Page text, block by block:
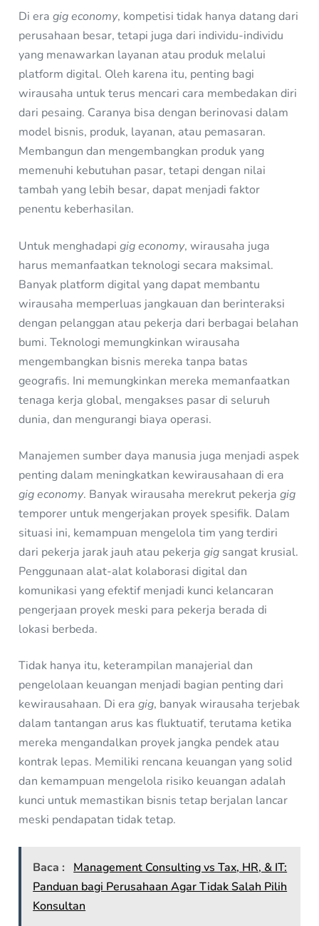
Di eragig economy, kompetisi tidak hanya datang dari
perusahaan besar, tetapi juga dari individu-individu
yang menawarkan layanan atau produk melalui
platform digital. Oleh karena itu, penting bagi
wirausaha untuk terus mencari cara membedakan diri
dari pesaing. Caranya bisa dengan berinovasi dalam
model bisnis, produk, layanan, atau pemasaran.
Membangun dan mengembangkan produk yang
memenuhi kebutuhan pasar, tetapi dengan nilai
tambah yang lebih besar, dapat menjadi faktor
penentu keberhasilan.
Untuk menghadapigig economy, wirausaha juga
harus memanfaatkan teknologi secara maksimal.
Banyak platform digital yang dapat membantu
wirausaha memperluas jangkauan dan berinteraksi
dengan pelanggan atau pekerja dari berbagai belahan
bumi. Teknologi memungkinkan wirausaha
mengembangkan bisnis mereka tanpa batas
geografis. Ini memungkinkan mereka memanfaatkan
tenaga kerja global, mengakses pasar di seluruh
dunia, dan mengurangi biaya operasi.
Manajemen sumber daya manusia juga menjadi aspek
penting dalam meningkatkan kewirausahaan di era
gig economy. Banyak wirausaha merekrut pekerjagig
temporer untuk mengerjakan proyek spesifik. Dalam
situasi ini, kemampuan mengelola tim yang terdiri
dari pekerja jarak jauh atau pekerjagig sangat krusial.
Penggunaan alat-alat kolaborasi digital dan
komunikasi yang efektif menjadi kunci kelancaran
pengerjaan proyek meski para pekerja berada di
lokasi berbeda.
Tidak hanya itu, keterampilan manajerial dan
pengelolaan keuangan menjadi bagian penting dari
kewirausahaan. Di eragig, banyak wirausaha terjebak
dalam tantangan arus kas fluktuatif, terutama ketika
mereka mengandalkan proyek jangka pendek atau
kontrak lepas. Memiliki rencana keuangan yang solid
dan kemampuan mengelola risiko keuangan adalah
kunci untuk memastikan bisnis tetap berjalan lancar
meski pendapatan tidak tetap.
Baca :
Management Consulting vs Tax, HR, & IT:
Panduan bagi Perusahaan Agar Tidak Salah Pilih
Konsultan